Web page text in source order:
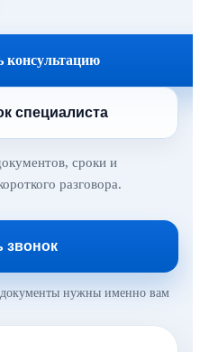
консультацию
специалиста
сроки и
разговора.
звонок
нужны именно вам